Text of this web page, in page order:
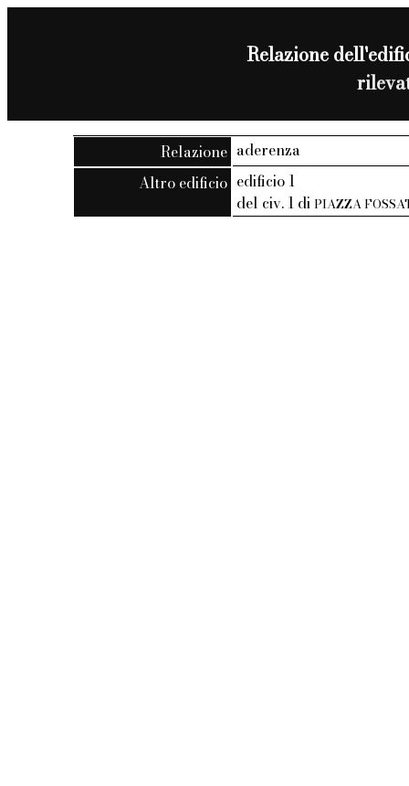
Relazione
Relazione aderenza
Altro edificio edificio 1
del civ. 1 diPIAZZA